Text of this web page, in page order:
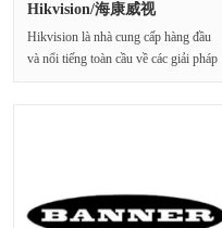
Hikvision/海康威视
Hikvision là nhà cung cấp hàng đầu
và nổi tiếng toàn cầu về các giải pháp